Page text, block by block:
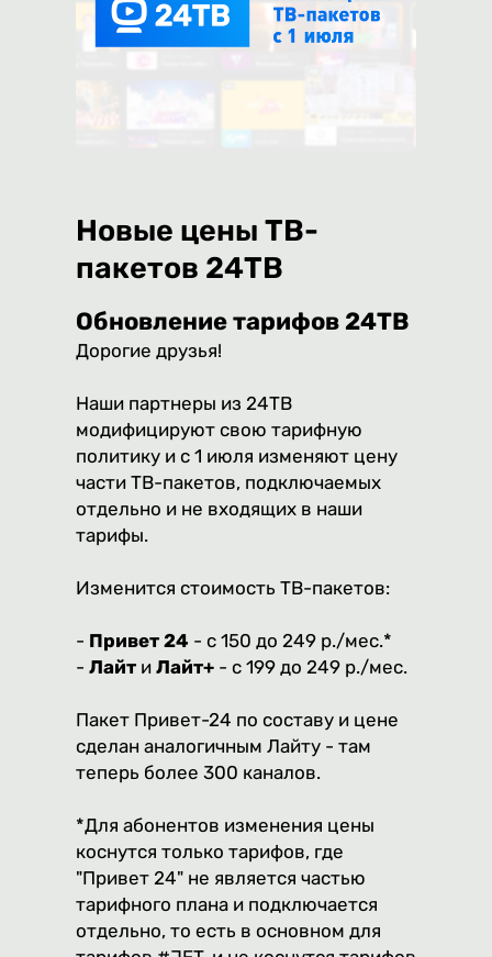
Новые цены ТВ-
пакетов 24ТВ
Обновление тарифов 24ТВ
Дорогие друзья!
Наши партнеры из 24ТВ
модифицируют свою тарифную
политику и с 1 июля изменяют цену
части ТВ-пакетов, подключаемых
отдельно и не входящих в наши
тарифы.
Изменится стоимость ТВ-пакетов:
- Привет 24 - с 150 до 249 р./мес.*
- Лайт и Лайт+ - с 199 до 249 р./мес.
Пакет Привет-24 по составу и цене
сделан аналогичным Лайту - там
теперь более 300 каналов.
*Для абонентов изменения цены
коснутся только тарифов, где
"Привет 24" не является частью
тарифного плана и подключается
отдельно, то есть в основном для